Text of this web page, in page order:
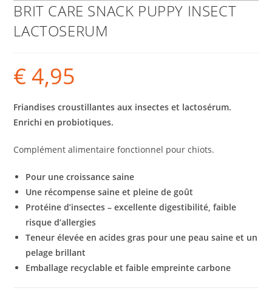
BRIT CARE SNACK PUPPY INSECT
LACTOSERUM
€4,95
Friandises croustillantes aux insectes et lactosérum.
Enrichi en probiotiques.
Complément alimentaire fonctionnel pour chiots.
Pour une croissance saine
Une récompense saine et pleine de goût
Protéine d’insectes – excellente digestibilité, faible
risque d’allergies
Teneur élevée en acides gras pour une peau saine et un
pelage brillant
Emballage recyclable et faible empreinte carbone